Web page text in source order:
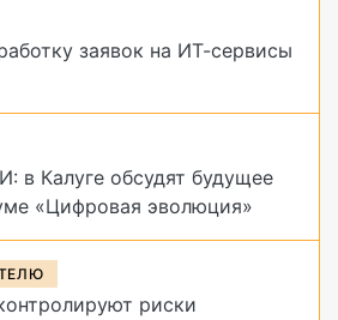
заявок на ИТ-сервисы
в Калуге обсудят будущее
«Цифровая эволюция»
риски